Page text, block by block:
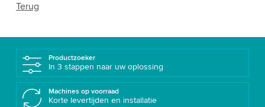
Terug
Productzoeker
In 3 stappen naar uw oplossing
Machines op voorraad
Korte levertijden en installatie